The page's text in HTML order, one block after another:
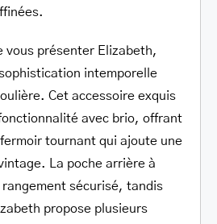
vous présenter Elizabeth,
intemporelle
Cet accessoire exquis
avec brio, offrant
tournant qui ajoute une
La poche arrière à
sécurisé, tandis
propose plusieurs